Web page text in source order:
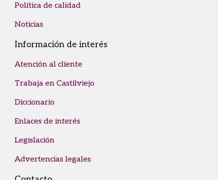
Política de calidad
Noticias
Información de interés
Atención al cliente
Trabaja en Castilviejo
Diccionario
Enlaces de interés
Legislación
Advertencias legales